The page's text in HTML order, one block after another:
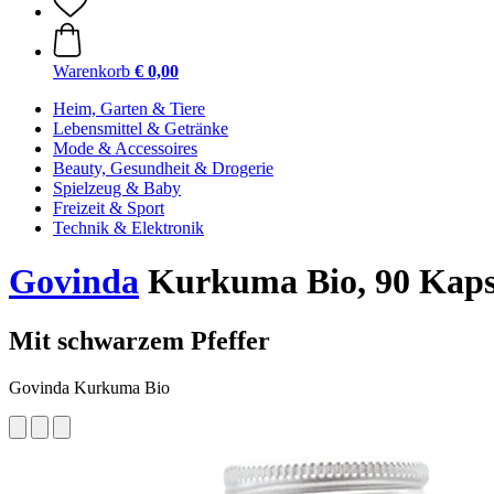
Warenkorb € 0,00
Heim, Garten & Tiere
Lebensmittel & Getränke
Mode & Accessoires
Beauty, Gesundheit & Drogerie
Spielzeug & Baby
Freizeit & Sport
Technik & Elektronik
Govinda Kurkuma Bio, 90
Mit schwarzem Pfeffer
Govinda Kurkuma Bio